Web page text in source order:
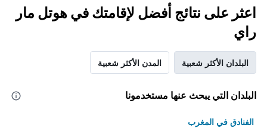
اعثر على نتائج أفضل لإقامتك في هوتل مار
راي
البلدان الأكثر شعبية المدن الأكثر شعبية
البلدان التي يبحث عنها مستخدمونا
الفنادق في المغرب